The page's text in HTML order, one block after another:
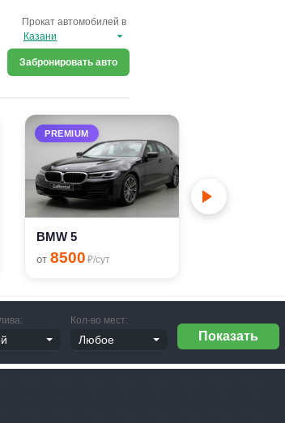
Прокат автомобилей в
Забронировать авто
PREMIUM
BMW 5
от 8500 ₽/сут
Кол-во мест: